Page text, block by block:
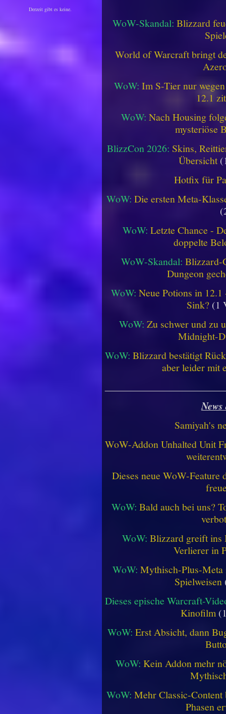
Derzeit gibt es keine.
WoW-Skandal: Blizzard
World of Warcraft bringt
WoW: Im S-Tier nur
12.1
WoW: Nach Housing
mysteriöse
BlizzCon 2026: Skins,
Übersicht
Hotfix für
WoW: Die ersten Meta-
WoW: Letzte Chance -
doppelte
WoW-Skandal: Blizzard-
Dungeon
WoW:Neue Potions in
Sink? (1
WoW: Zu schwer und zu
Midnight-
WoW: Blizzard bestätigt
aber leider mit
Samiyah's
WoW-Addon Unhalted Unit
Dieses neue WoW-
WoW: Bald auch bei uns?
WoW: Blizzard greift ins
Verlierer in
WoW: Mythisch-Plus-Meta
Spielweisen
Dieses epische Warcraft-
Kinofilm
WoW: Erst Absicht, dann
WoW: Kein Addon mehr
WoW: Mehr Classic-
Phasen